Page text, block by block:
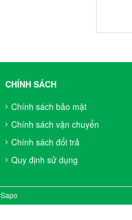
CHÍNH SÁCH
Chính sách bảo mật
Chính sách vận chuyển
Chính sách đổi trả
Quy định sử dụng
Sapo